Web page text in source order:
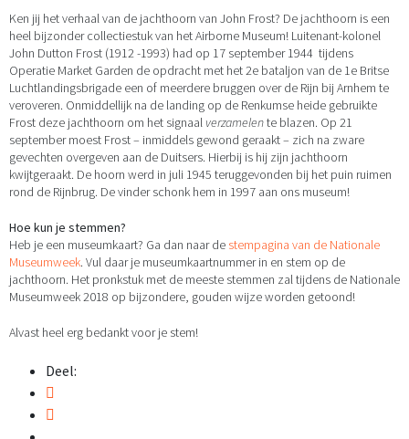
Ken jij het verhaal van de jachthoorn van John Frost? De jachthoorn is een
heel bijzonder collectiestuk van het Airborne Museum! Luitenant-kolonel
John Dutton Frost (1912 -1993) had op 17 september 1944 tijdens
Operatie Market Garden de opdracht met het 2e bataljon van de 1e Britse
Luchtlandingsbrigade een of meerdere bruggen over de Rijn bij Arnhem te
veroveren. Onmiddellijk na de landing op de Renkumse heide gebruikte
Frost deze jachthoorn om het signaalverzamelente blazen. Op 21
september moest Frost – inmiddels gewond geraakt – zich na zware
gevechten overgeven aan de Duitsers. Hierbij is hij zijn jachthoorn
kwijtgeraakt. De hoorn werd in juli 1945 teruggevonden bij het puin ruimen
rond de Rijnbrug. De vinder schonk hem in 1997 aan ons museum!
Hoe kun je stemmen?
Heb je een museumkaart? Ga dan naar de stempagina van de Nationale
Museumweek. Vul daar je museumkaartnummer in en stem op de
jachthoorn. Het pronkstuk met de meeste stemmen zal tijdens de Nationale
Museumweek 2018 op bijzondere, gouden wijze worden getoond!
Alvast heel erg bedankt voor je stem!
Deel: